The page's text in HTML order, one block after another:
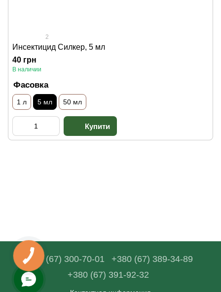
2
Инсектицид Силкер, 5 мл
40 грн
В наличии
Фасовка
1 л 5 мл 50 мл
+380 (67) 300-70-01
+380 (67) 389-34-89
+380 (67) 391-92-32